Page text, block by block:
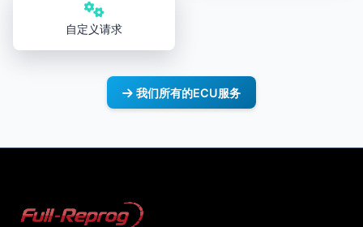
自定义请求
我们所有的ECU服务